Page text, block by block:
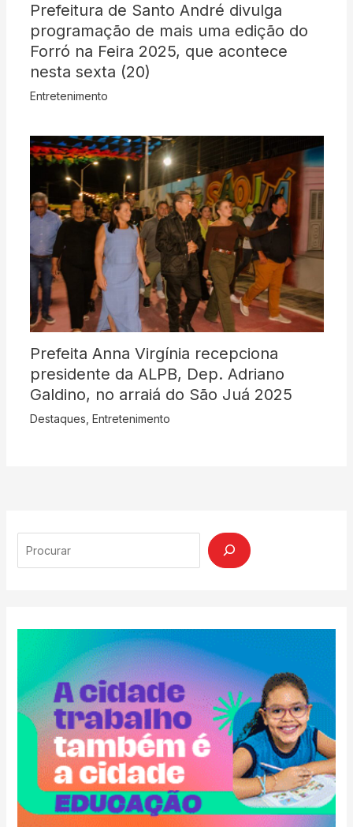
Prefeitura de Santo André divulga
programação de mais uma edição do
Forró na Feira 2025, que acontece
nesta sexta (20)
Entretenimento
Prefeita Anna Virgínia recepciona
presidente da ALPB, Dep. Adriano
Galdino, no arraiá do São Juá 2025
Destaques Entretenimento